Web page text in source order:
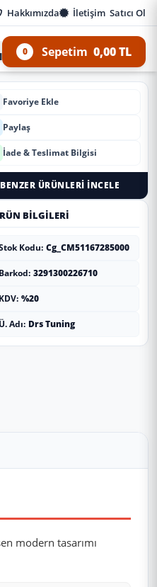
Hakkımızda İletişim Satıcı Ol
0 Sepetim 0,00 TL
Favoriye Ekle
Paylaş
İade & Teslimat Bilgisi
BENZER ÜRÜNLERI İNCELE
BILGILERI
Kodu: Cg_CM51167285000
Barkod: 3291300226710
KDV: %20
Ü. Adı: Drs Tuning
modern tasarımı